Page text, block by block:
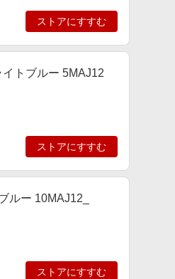
ストアにすすむ
トブルー 5MAJ12
ストアにすすむ
ルー 10MAJ12_
ストアにすすむ